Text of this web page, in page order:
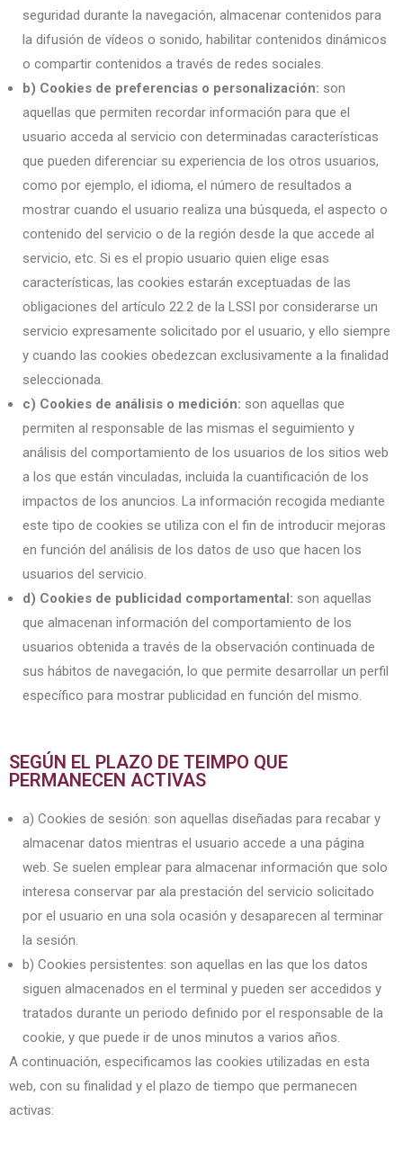
seguridad durante la navegación, almacenar contenidos para
la difusión de vídeos o sonido, habilitar contenidos dinámicos
o compartir contenidos a través de redes sociales.
b) Cookies de preferencias o personalización: son
aquellas que permiten recordar información para que el
usuario acceda al servicio con determinadas características
que pueden diferenciar su experiencia de los otros usuarios,
como por ejemplo, el idioma, el número de resultados a
mostrar cuando el usuario realiza una búsqueda, el aspecto o
contenido del servicio o de la región desde la que accede al
servicio, etc. Si es el propio usuario quien elige esas
características, las cookies estarán exceptuadas de las
obligaciones del artículo 22.2 de la LSSI por considerarse un
servicio expresamente solicitado por el usuario, y ello siempre
y cuando las cookies obedezcan exclusivamente a la finalidad
seleccionada.
c) Cookies de análisis o medición: son aquellas que
permiten al responsable de las mismas el seguimiento y
análisis del comportamiento de los usuarios de los sitios web
a los que están vinculadas, incluida la cuantificación de los
impactos de los anuncios. La información recogida mediante
este tipo de cookies se utiliza con el fin de introducir mejoras
en función del análisis de los datos de uso que hacen los
usuarios del servicio.
d) Cookies de publicidad comportamental: son aquellas
que almacenan información del comportamiento de los
usuarios obtenida a través de la observación continuada de
sus hábitos de navegación, lo que permite desarrollar un perfil
específico para mostrar publicidad en función del mismo.
SEGÚN EL PLAZO DE TEIMPO QUE
PERMANECEN ACTIVAS
a) Cookies de sesión: son aquellas diseñadas para recabar y
almacenar datos mientras el usuario accede a una página
web. Se suelen emplear para almacenar información que solo
interesa conservar par ala prestación del servicio solicitado
por el usuario en una sola ocasión y desaparecen al terminar
la sesión.
b) Cookies persistentes: son aquellas en las que los datos
siguen almacenados en el terminal y pueden ser accedidos y
tratados durante un periodo definido por el responsable de la
cookie, y que puede ir de unos minutos a varios años.
A continuación, especificamos las cookies utilizadas en esta
web, con su finalidad y el plazo de tiempo que permanecen
activas: